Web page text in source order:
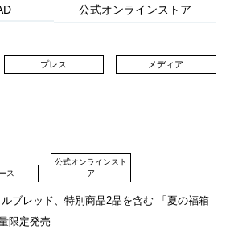
公式オンラインストア
プレス メディア
ス
公式オンラインスト
ア
ブレッド、特別商品2品を含む 「夏の福箱
限定発売